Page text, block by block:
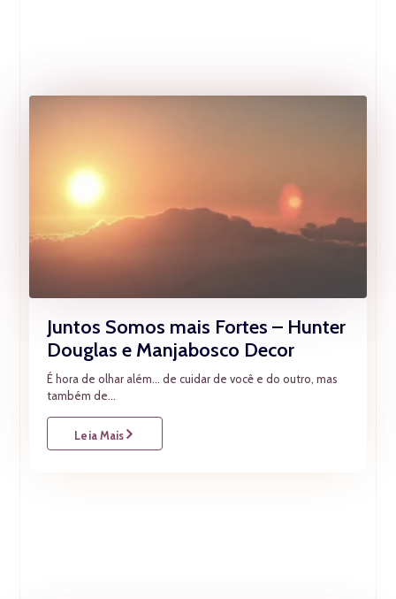
Juntos Somos mais Fortes – Hunter
Douglas e Manjabosco Decor
É hora de olhar além… de cuidar de você e do outro, mas
também de...
Leia Mais